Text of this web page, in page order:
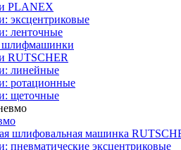
PLANEX
ленточные
шлифмашинки
линейные
ротационные
щеточные
шлифовальная машинка
эксцентриковые